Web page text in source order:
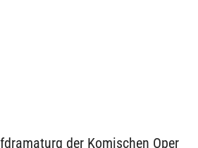
der Komischen Oper